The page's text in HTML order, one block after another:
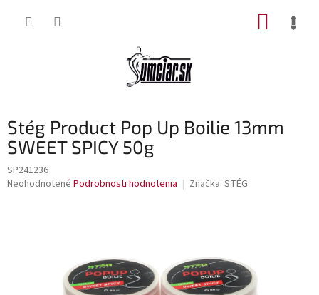
Stég Product Pop Up Boilie 13mm
SWEET SPICY 50g
SP241236
Priemerné
Neohodnotené Podrobnosti hodnotenia Značka: STÉG